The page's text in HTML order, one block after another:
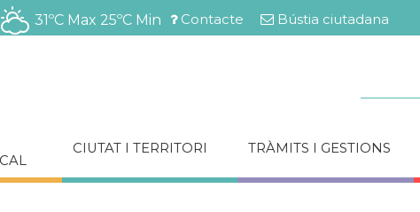
Vés
al
Menú
Contacte Bústia ciutadana
31ºC Max 25ºC Min
CIUTAT I TERRITORI TRÀMITS I GESTIONS